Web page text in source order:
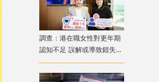
調查：港在職女性對更年期
認知不足 誤解或導致錯失
「黃金預防期」